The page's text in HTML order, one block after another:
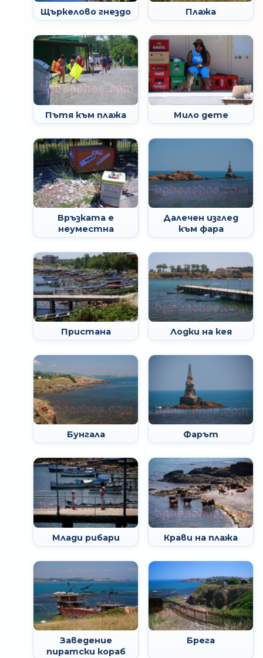
Щъркелово гнездо Плажа
Пътя към плажа Мило дете
Връзката е
неуместна
Далечен изглед
към фара
Пристана Лодки на кея
Бунгала Фарът
Млади рибари Крави на плажа
Заведение
пиратски кораб
Брега